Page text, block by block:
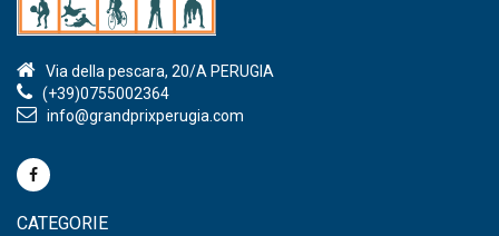
Via della pescara, 20/A PERUGIA
(+39)0755002364
info@grandprixperugia.com
CATEGORIE